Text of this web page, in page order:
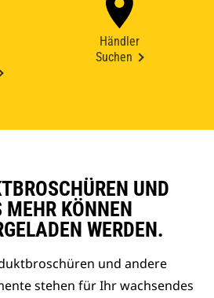
Händler
Suchen
UND
MEHR KÖNNEN
WERDEN.
und andere
stehen für Ihr wachsendes